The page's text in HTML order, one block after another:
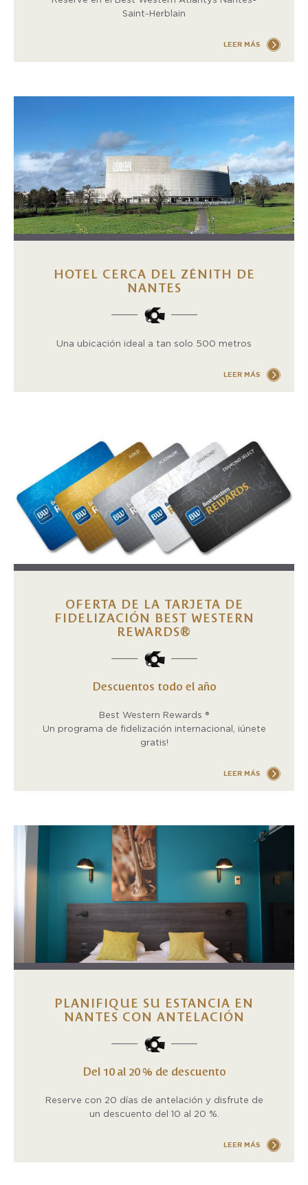
Saint-Herblain
LEER MÁS
HOTEL CERCA DEL ZÉNITH DE
NANTES
Una ubicación ideal a tan solo 500 metros
LEER MÁS
OFERTA DE LA TARJETA DE
FIDELIZACIÓN BEST WESTERN
REWARDS®
Descuentos todo el año
Best Western Rewards ®
Un programa de fidelización internacional, ¡únete
gratis!
LEER MÁS
PLANIFIQUE SU ESTANCIA EN
NANTES CON ANTELACIÓN
Del 10 al 20 % de descuento
Reserve con 20 días de antelación y disfrute de
un descuento del 10 al 20 %.
LEER MÁS